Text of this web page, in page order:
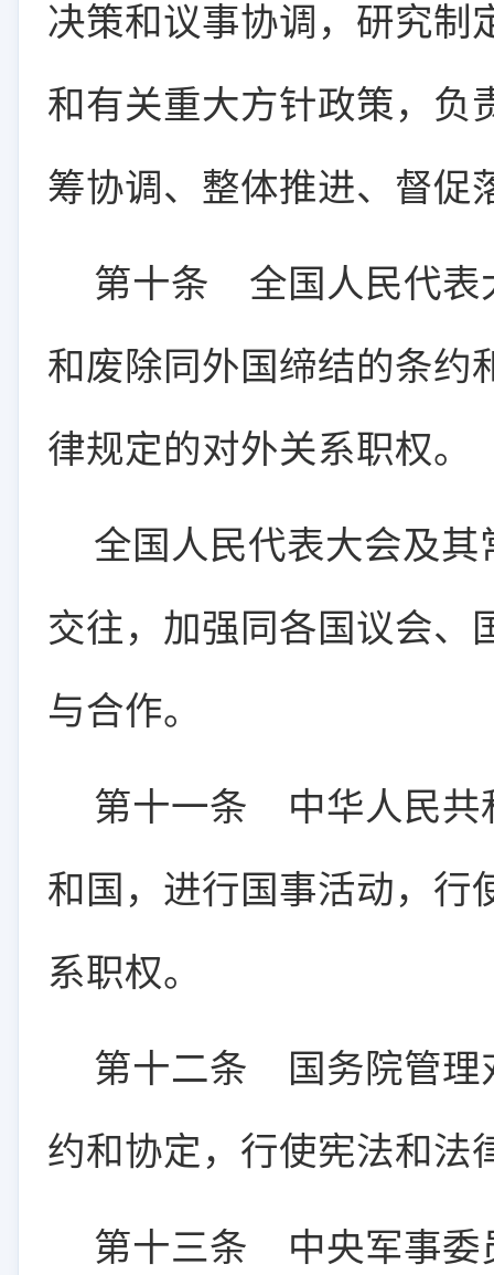
决策和议事协调，研究制
和有关重大方针政策，负
筹协调、整体推进、督促
第十条 全国人民代表
和废除同外国缔结的条约
律规定的对外关系职权。
全国人民代表大会及
交往，加强同各国议会、
与合作。
第十一条 中华人民共
和国，进行国事活动，行
系职权。
第十二条 国务院管理
约和协定，行使宪法和法
第十三条 中央军事委